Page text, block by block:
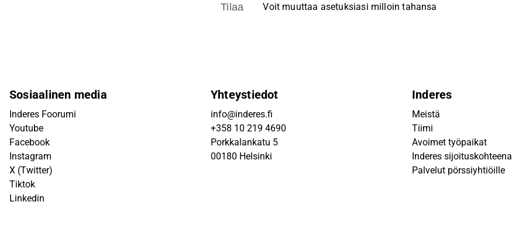
Tilaa Voit muuttaa asetuksiasi milloin tahansa
Sosiaalinen media
Inderes Foorumi
Youtube
Facebook
Instagram
X (Twitter)
Tiktok
Linkedin
Yhteystiedot
info@inderes.fi
+358 10 219 4690
Porkkalankatu 5
00180 Helsinki
Inderes
Meistä
Tiimi
Avoimet työpaikat
Inderes sijoituskohteena
Palvelut pörssiyhtiöille